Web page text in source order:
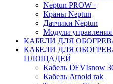
Neptun PROW+
Краны Neptun
Датчики Neptun
Модули
КАБЕЛИ ДЛЯ
КАБЕЛИ ДЛЯ
ПЛОЩАДЕЙ
Кабель DEVIsnow
Кабель Arnold rak